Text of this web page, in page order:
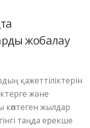
жобалау
қажеттіліктерін
және
көптеген жылдар
таңда ерекше